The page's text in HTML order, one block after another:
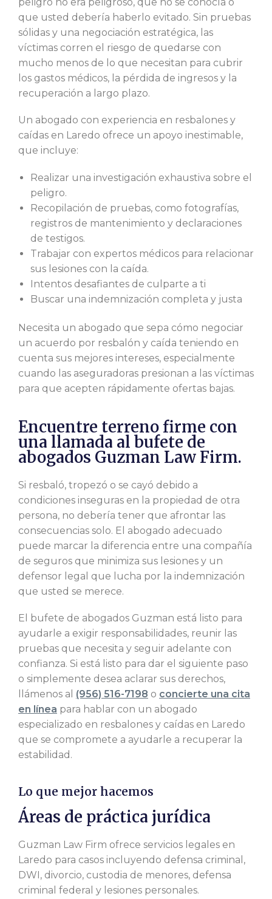
que usted debería haberlo evitado. Sin pruebas
sólidas y una negociación estratégica, las
víctimas corren el riesgo de quedarse con
mucho menos de lo que necesitan para cubrir
los gastos médicos, la pérdida de ingresos y la
recuperación a largo plazo.
Un abogado con experiencia en resbalones y
caídas en Laredo ofrece un apoyo inestimable,
que incluye:
Realizar una investigación exhaustiva sobre el
peligro.
Recopilación de pruebas, como fotografías,
registros de mantenimiento y declaraciones
de testigos.
Trabajar con expertos médicos para relacionar
sus lesiones con la caída.
Intentos desafiantes de culparte a ti
Buscar una indemnización completa y justa
Necesita un abogado que sepa cómo negociar
un acuerdo por resbalón y caída teniendo en
cuenta sus mejores intereses, especialmente
cuando las aseguradoras presionan a las víctimas
para que acepten rápidamente ofertas bajas.
Encuentre terreno firme con
una llamada al bufete de
abogados Guzman Law Firm.
Si resbaló, tropezó o se cayó debido a
condiciones inseguras en la propiedad de otra
persona, no debería tener que afrontar las
consecuencias solo. El abogado adecuado
puede marcar la diferencia entre una compañía
de seguros que minimiza sus lesiones y un
defensor legal que lucha por la indemnización
que usted se merece.
El bufete de abogados Guzman está listo para
ayudarle a exigir responsabilidades, reunir las
pruebas que necesita y seguir adelante con
confianza. Si está listo para dar el siguiente paso
o simplemente desea aclarar sus derechos,
llámenos al (956) 516-7198 o concierte una cita
en línea para hablar con un abogado
especializado en resbalones y caídas en Laredo
que se compromete a ayudarle a recuperar la
estabilidad.
Lo que mejor hacemos
Áreas de práctica jurídica
Guzman Law Firm ofrece servicios legales en
Laredo para casos incluyendo defensa criminal,
DWI, divorcio, custodia de menores, defensa
criminal federal y lesiones personales.